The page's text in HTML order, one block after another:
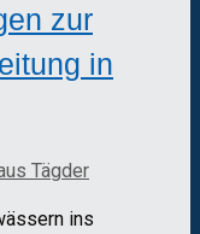
zur
in
Tägder
ins